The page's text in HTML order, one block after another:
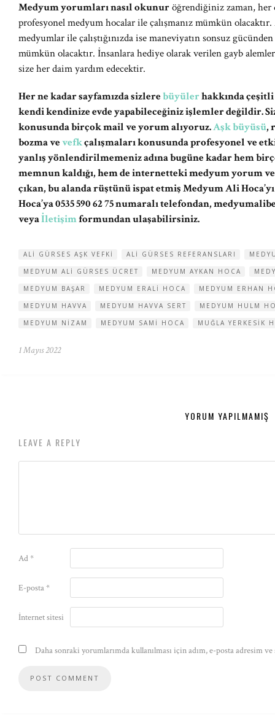
Medyum yorumları nasıl okunuröğrendiğiniz zaman,
profesyonel medyum hocalar ile çalışmanız mümkün
medyumlar ile çalıştığınızda ise maneviyatın sonsuz
mümkün olacaktır. İnsanlara hediye olarak verilen gayb
size her daim yardım edecektir.
Her ne kadar sayfamızda sizlerebüyülerhakkında
kendi kendinize evde yapabileceğiniz işlemler değildir.
konusunda birçok mail ve yorum alıyoruz.Aşk büyüsü,
bozma vevefkçalışmaları konusunda profesyonel ve
yanlış yönlendirilmemeniz adına bugüne kadar hem
memnun kaldığı, hem de internetteki medyum yorum
çıkan, bu alanda rüştünü ispat etmiş Medyum Ali
Hoca’ya 0535 590 62 75 numaralı telefondan,
veyaİletişimformundan ulaşabilirsiniz.
ALI GÜRSES AŞK VEFKI ALI GÜRSES REFERANSLARI
MEDYUM ALI GÜRSES ÜCRET
MEDYUM AYKAN HOCA
MEDYUM BAŞAR
MEDYUM ERALI HOCA
MEDYUM ERHAN
MEDYUM HAVVA
MEDYUM HAVVA SERT
MEDYUM HULM
MEDYUM NIZAM
MEDYUM SAMI HOCA MUĞLA YERKESIK
1 Mayıs 2022
YORUM YAPILMAMIŞ
LEAVE A REPLY
Ad*
E-posta*
İnternet sitesi
Daha sonraki yorumlarımda kullanılması için adım, e-posta adresim